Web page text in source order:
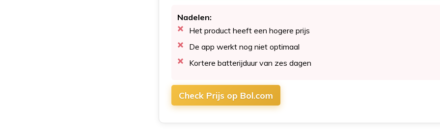
Nadelen:
Het product heeft een hogere prijs
De app werkt nog niet optimaal
Kortere batterijduur van zes dagen
Check Prijs op Bol.com